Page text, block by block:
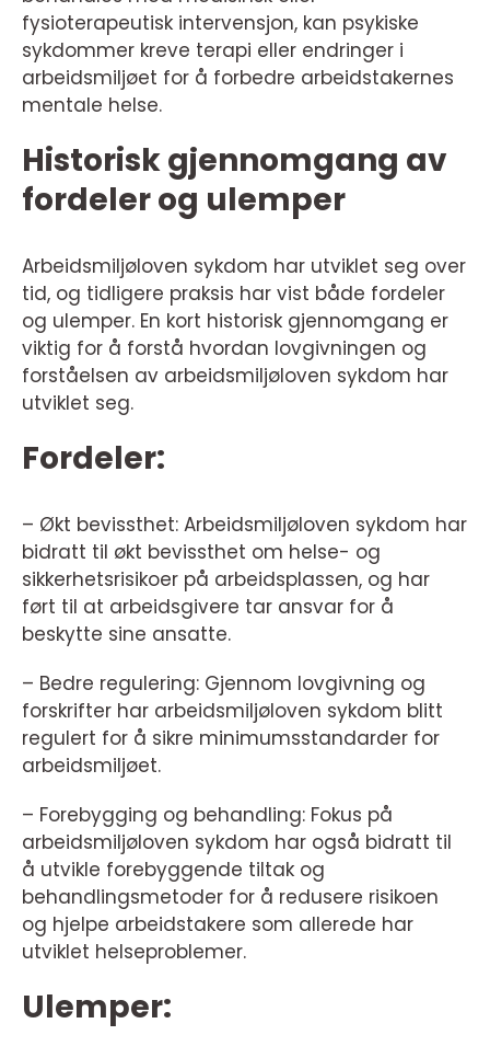
fysioterapeutisk intervensjon, kan psykiske
sykdommer kreve terapi eller endringer i
arbeidsmiljøet for å forbedre arbeidstakernes
mentale helse.
Historisk gjennomgang av
fordeler og ulemper
Arbeidsmiljøloven sykdom har utviklet seg over
tid, og tidligere praksis har vist både fordeler
og ulemper. En kort historisk gjennomgang er
viktig for å forstå hvordan lovgivningen og
forståelsen av arbeidsmiljøloven sykdom har
utviklet seg.
Fordeler:
– Økt bevissthet: Arbeidsmiljøloven sykdom har
bidratt til økt bevissthet om helse- og
sikkerhetsrisikoer på arbeidsplassen, og har
ført til at arbeidsgivere tar ansvar for å
beskytte sine ansatte.
– Bedre regulering: Gjennom lovgivning og
forskrifter har arbeidsmiljøloven sykdom blitt
regulert for å sikre minimumsstandarder for
arbeidsmiljøet.
– Forebygging og behandling: Fokus på
arbeidsmiljøloven sykdom har også bidratt til
å utvikle forebyggende tiltak og
behandlingsmetoder for å redusere risikoen
og hjelpe arbeidstakere som allerede har
utviklet helseproblemer.
Ulemper: